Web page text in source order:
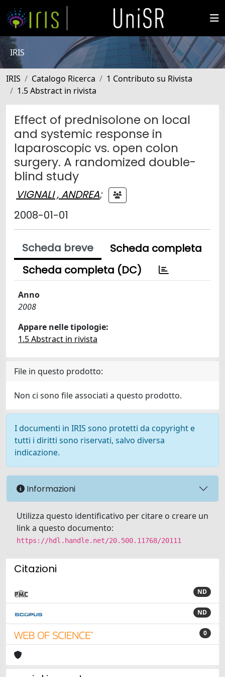
IRIS
IRIS Catalogo Ricerca
1 Contributo su Rivista
1.5 Abstract in rivista
Effect of prednisolone on local
and systemic response in
laparoscopic vs. open colon
surgery. A randomized double-
blind study
VIGNALI , ANDREA;
2008-01-01
Scheda breve
Scheda completa
Scheda completa (DC)
Anno
2008
Appare nelle tipologie:
1.5 Abstract in rivista
File in questo prodotto:
Non ci sono file associati a questo prodotto.
I documenti in IRIS sono protetti da copyright e
tutti i diritti sono riservati, salvo diversa
indicazione.
Informazioni
Utilizza questo identificativo per citare o creare un
link a questo documento:
https://hdl.handle.net/20.500.11768/20111
Citazioni
ND
ND
0